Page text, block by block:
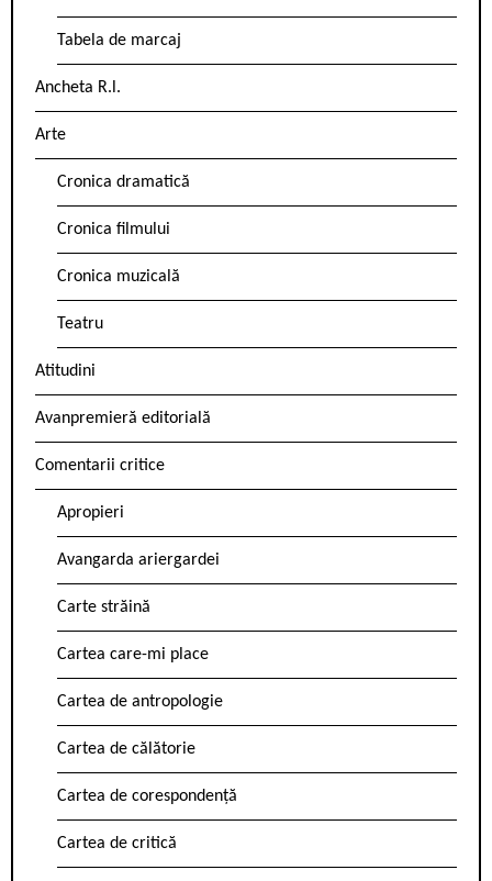
Tabela de marcaj
Ancheta R.l.
Arte
Cronica dramatică
Cronica filmului
Cronica muzicală
Teatru
Atitudini
Avanpremieră editorială
Comentarii critice
Apropieri
Avangarda ariergardei
Carte străină
Cartea care-mi place
Cartea de antropologie
Cartea de călătorie
Cartea de corespondență
Cartea de critică